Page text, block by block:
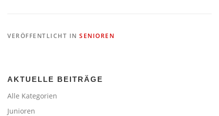
VERÖFFENTLICHT IN SENIOREN
AKTUELLE BEITRÄGE
Alle Kategorien
Junioren